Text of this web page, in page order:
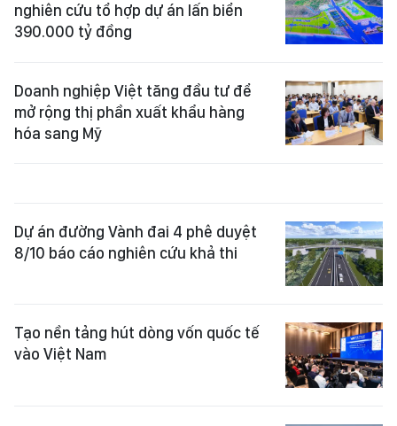
nghiên cứu tổ hợp dự án lấn biển
390.000 tỷ đồng
Doanh nghiệp Việt tăng đầu tư để
mở rộng thị phần xuất khẩu hàng
hóa sang Mỹ
Dự án đường Vành đai 4 phê duyệt
8/10 báo cáo nghiên cứu khả thi
Tạo nền tảng hút dòng vốn quốc tế
vào Việt Nam